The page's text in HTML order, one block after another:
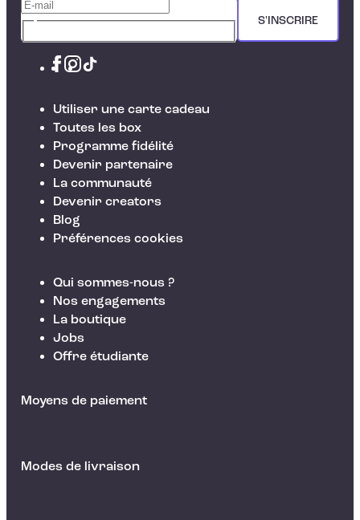
S'INSCRIRE
Utiliser une carte cadeau
Toutes les box
Programme fidélité
Devenir partenaire
La communauté
Devenir creators
Blog
Préférences cookies
Qui sommes-nous ?
Nos engagements
La boutique
Jobs
Offre étudiante
Moyens de paiement
Modes de livraison